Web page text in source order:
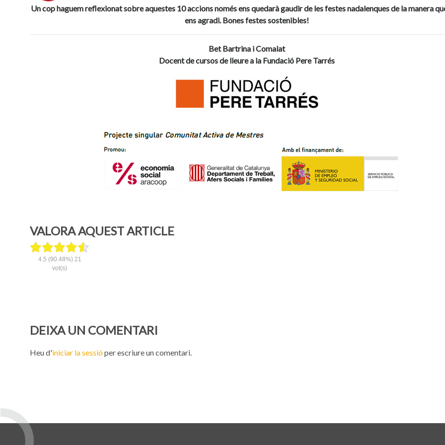
Un cop haguem reflexionat sobre aquestes 10 accions només ens quedarà gaudir de les festes nadalenques de la manera
ens agradi. Bones festes sostenibles!
Bet Bartrina i Comalat
Docent de cursos de lleure a la Fundació Pere Tarrés
VALORA AQUEST ARTICLE
4.5 (90.48%) 21
vot(s)
DEIXA UN COMENTARI
Heu d'iniciar la sessióper escriure un comentari.